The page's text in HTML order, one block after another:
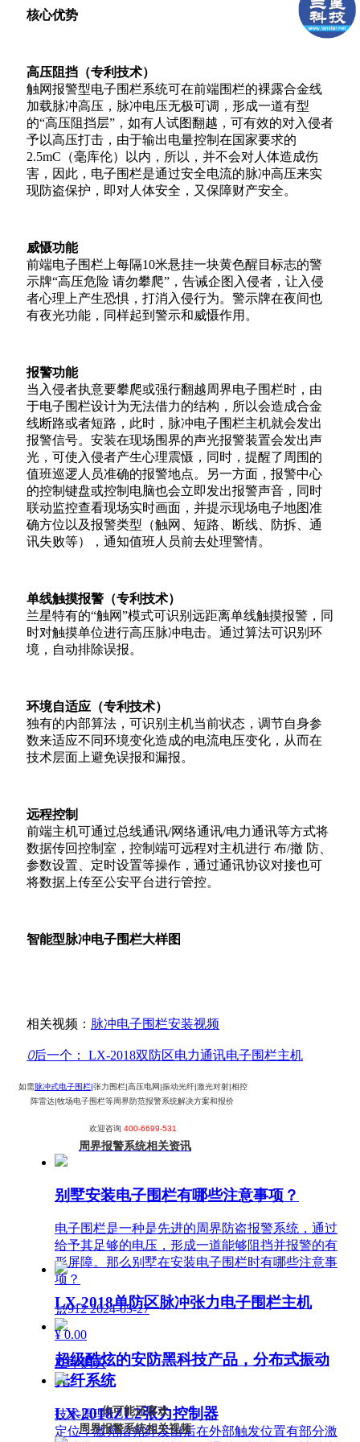
核心优势
高压阻挡（专利技术）
触网报警型电子围栏系统可在前端围栏的裸露合金线
加载脉冲高压，脉冲电压无极可调，形成一道有型
的“高压阻挡层”，如有人试图翻越，可有效的对入侵者
予以高压打击，由于输出电量控制在国家要求的
2.5mC（毫库伦）以内，所以，并不会对人体造成伤
害，因此，电子围栏是通过安全电流的脉冲高压来实
现防盗保护，即对人体安全，又保障财产安全。
威慑功能
前端电子围栏上每隔10米悬挂一块黄色醒目标志的警
示牌“高压危险 请勿攀爬”，告诫企图入侵者，让入侵
者心理上产生恐惧，打消入侵行为。警示牌在夜间也
有夜光功能，同样起到警示和威慑作用。
报警功能
当入侵者执意要攀爬或强行翻越周界电子围栏时，由
于电子围栏设计为无法借力的结构，所以会造成合金
线断路或者短路，此时，脉冲电子围栏主机就会发出
报警信号。安装在现场围界的声光报警装置会发出声
光，可使入侵者产生心理震慑，同时，提醒了周围的
值班巡逻人员准确的报警地点。另一方面，报警中心
的控制键盘或控制电脑也会立即发出报警声音，同时
联动监控查看现场实时画面，并提示现场电子地图准
确方位以及报警类型（触网、短路、断线、防拆、通
讯失败等），通知值班人员前去处理警情。
单线触摸报警（专利技术）
兰星特有的“触网”模式可识别远距离单线触摸报警，同
时对触摸单位进行高压脉冲电击。通过算法可识别环
境，自动排除误报。
环境自适应（专利技术）
独有的内部算法，可识别主机当前状态，调节自身参
数来适应不同环境变化造成的电流电压变化，从而在
技术层面上避免误报和漏报。
远程控制
前端主机可通过总线通讯/网络通讯/电力通讯等方式将
数据传回控制室，控制端可远程对主机进行 布/撤 防、
参数设置、定时设置等操作，通过通讯协议对接也可
将数据上传至公安平台进行管控。
智能型脉冲电子围栏大样图
相关视频： 脉冲电子围栏安装视频
ꄲ后一个： LX-2018双防区电力通讯电子围栏主机
如需脉冲式电子围栏|张力围栏|高压电网|振动光纤|激光对射|相控
阵雷达|牧场电子围栏等周界防范报警系统解决方案和报价
欢迎咨询 400-6699-531
周界报警系统相关资讯
别墅安装电子围栏有哪些注意事项？
电子围栏是一种是先进的周界防盗报警系统，通过
给予其足够的电压，形成一道能够阻挡并报警的有
形屏障。那么别墅在安装电子围栏时有哪些注意事
项？
넶912 2024-05-27
超级酷炫的安防黑科技产品，分布式振动
光纤系统
技术原理：
定位：激光沿光纤发出后在外部触发位置有部分激
LX-2018单防区脉冲张力电子围栏主机
¥ 0.00
立即购买
LX-2018ZL2张力控制器
你可能还喜欢
周界报警系统相关视频